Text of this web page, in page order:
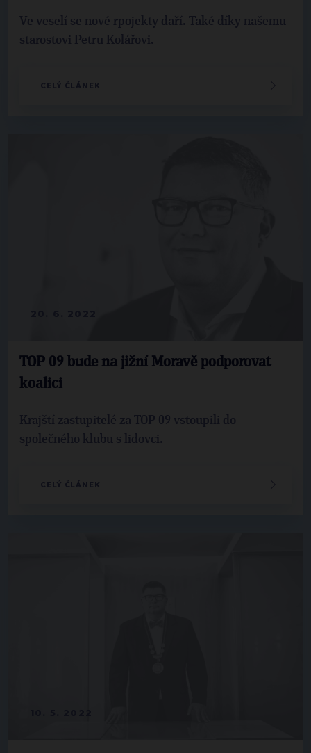
Ve veselí se nové rpojekty daří. Také díky našemu
starostovi Petru Kolářovi.
CELÝ ČLÁNEK
TOP 09 bude na jižní Moravě podporovat
koalici
Krajští zastupitelé za TOP 09 vstoupili do
společného klubu s lidovci.
CELÝ ČLÁNEK